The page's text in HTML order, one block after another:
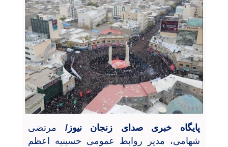
پایگاه خبری صدای زنجان نیوز/ مرتضی
شهامی، مدیر روابط عمومی حسینیه اعظم